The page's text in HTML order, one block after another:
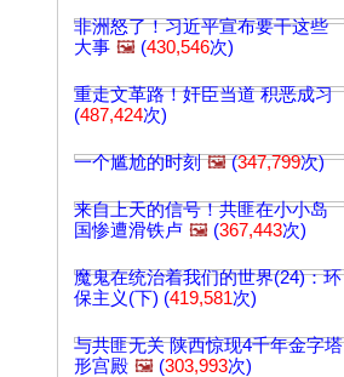
非洲怒了！习近平宣布要干这些
大事 🖼️ (430,546次)
重走文革路！奸臣当道 积恶成习
(487,424次)
一个尴尬的时刻 🖼️(347,799次)
来自上天的信号！共匪在小小岛
国惨遭滑铁卢 🖼️ (367,443次)
魔鬼在统治着我们的世界(24)：环
保主义(下) (419,581次)
与共匪无关 陕西惊现4千年金字塔
形宫殿 🖼️ (303,993次)